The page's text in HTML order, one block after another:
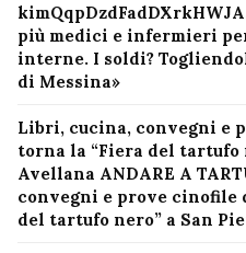
più medici e infermieri
interne. I soldi?
di Messina»
Libri, cucina, convegni e
torna la “Fiera del tartufo
Avellana ANDARE A
convegni e prove cinofile
del tartufo nero” a San